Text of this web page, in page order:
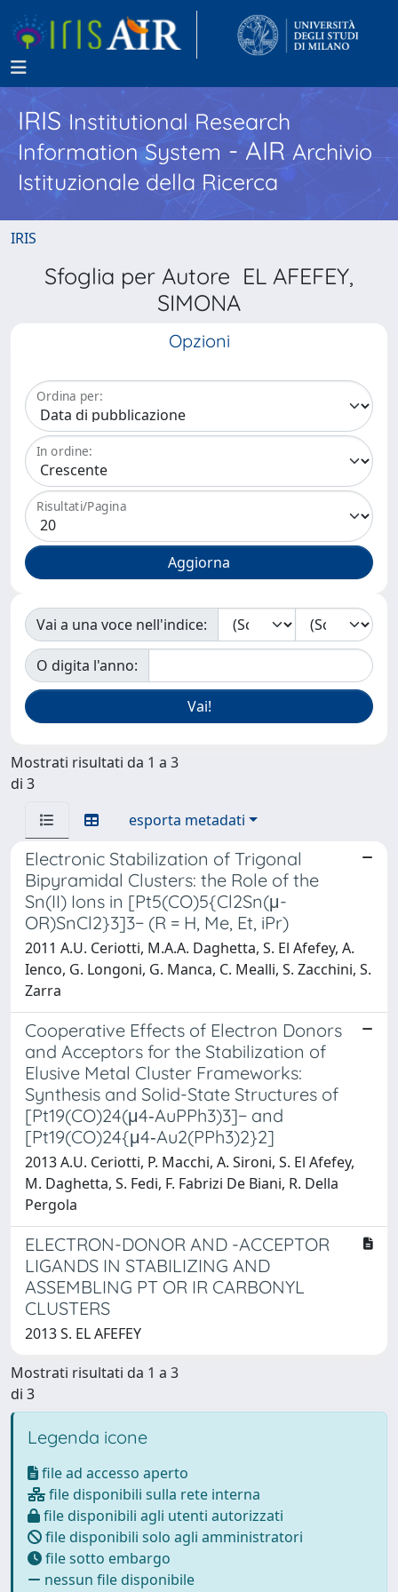
IRISInstitutional Research
Information System - AIR Archivio
Istituzionale della Ricerca
IRIS
Sfoglia per Autore EL AFEFEY,
SIMONA
Opzioni
Ordina per:
In ordine:
Risultati/Pagina
Vai a una voce nell'indice:
O digita l'anno:
Mostrati risultati da 1 a 3
di 3
esporta metadati
Electronic Stabilization of Trigonal
Bipyramidal Clusters: the Role of the
Sn(II) Ions in [Pt5(CO)5{Cl2Sn(μ-
OR)SnCl2}3]3− (R = H, Me, Et, iPr)
2011 A.U. Ceriotti, M.A.A. Daghetta, S. El Afefey, A.
Ienco, G. Longoni, G. Manca, C. Mealli, S. Zacchini, S.
Zarra
Cooperative Effects of Electron Donors
and Acceptors for the Stabilization of
Elusive Metal Cluster Frameworks:
Synthesis and Solid-State Structures of
[Pt19(CO)24(μ4‑AuPPh3)3]− and
[Pt19(CO)24{μ4‑Au2(PPh3)2}2]
2013 A.U. Ceriotti, P. Macchi, A. Sironi, S. El Afefey,
M. Daghetta, S. Fedi, F. Fabrizi De Biani, R. Della
Pergola
ELECTRON-DONOR AND -ACCEPTOR
LIGANDS IN STABILIZING AND
ASSEMBLING PT OR IR CARBONYL
CLUSTERS
2013 S. EL AFEFEY
Mostrati risultati da 1 a 3
di 3
Legenda icone
file ad accesso aperto
file disponibili sulla rete interna
file disponibili agli utenti autorizzati
file disponibili solo agli amministratori
file sotto embargo
nessun file disponibile